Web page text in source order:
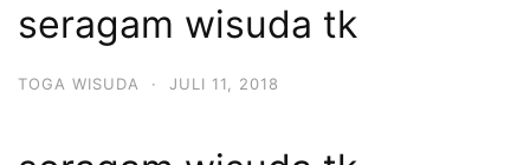
seragam wisuda tk
TOGA WISUDA · JULI 11, 2018